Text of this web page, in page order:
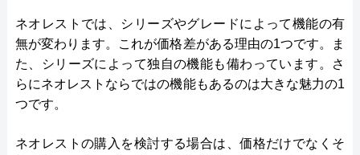
ネオレストでは、シリーズやグレードによって機能の有
無が変わります。これが価格差がある理由の1つです。ま
た、シリーズによって独自の機能も備わっています。さ
らにネオレストならではの機能もあるのは大きな魅力の1
つです。
ネオレストの購入を検討する場合は、価格だけでなくそ